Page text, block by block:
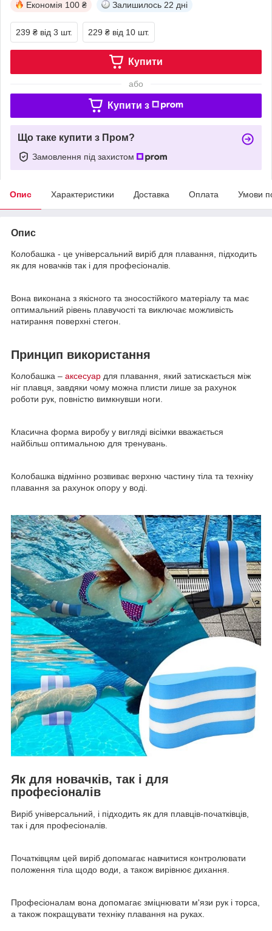
Економія 100 ₴ Залишилось 22 дні
239 ₴ від 3 шт. 229 ₴ від 10 шт.
Купити
або
Купити з
Що таке купити з Пром?
Замовлення під захистом
Опис Характеристики Доставка Оплата Умови
Опис
Колобашка - це універсальний виріб для плавання, підходить
як для новачків так і для професіоналів.
Вона виконана з якісного та зносостійкого матеріалу та має
оптимальний рівень плавучості та виключає можливість
натирання поверхні стегон.
Принцип використання
Колобашка – аксесуар для плавання, який затискається між
ніг плавця, завдяки чому можна плисти лише за рахунок
роботи рук, повністю вимкнувши ноги.
Класична форма виробу у вигляді вісімки вважається
найбільш оптимальною для тренувань.
Колобашка відмінно розвиває верхню частину тіла та техніку
плавання за рахунок опору у воді.
Як для новачків, так і для
професіоналів
Виріб універсальний, і підходить як для плавців-початківців,
так і для професіоналів.
Початківцям цей виріб допомагає навчитися контролювати
положення тіла щодо води, а також вирівнює дихання.
Професіоналам вона допомагає зміцнювати м'язи рук і торса,
а також покращувати техніку плавання на руках.